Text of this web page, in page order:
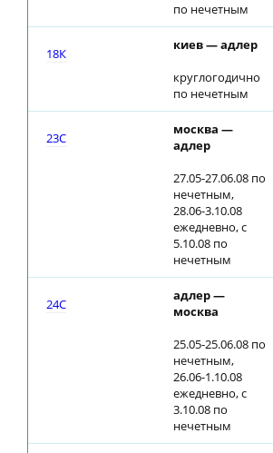
по нечетным
18К
киев — адлер
круглогодично
по нечетным
23С
москва —
адлер
27.05-27.06.08 по
нечетным,
28.06-3.10.08
ежедневно, с
5.10.08 по
нечетным
24С
адлер —
москва
25.05-25.06.08 по
нечетным,
26.06-1.10.08
ежедневно, с
3.10.08 по
нечетным